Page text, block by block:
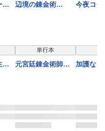
を
2
辺境の錬金術
今夜コイ
し
転
単行本
元宮廷錬金術師の
破棄に追放までセ
ットでしてくれる
加護な